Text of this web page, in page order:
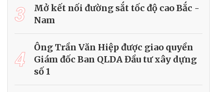
3
Mở kết nối đường sắt tốc độ cao Bắc -
Nam
4
Ông Trần Văn Hiệp được giao quyền
Giám đốc Ban QLDA Đầu tư xây dựng
số 1